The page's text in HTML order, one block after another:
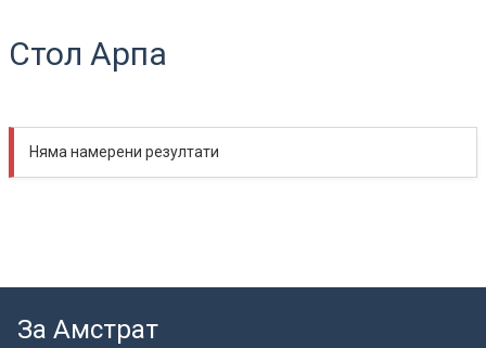
Стол Арпа
Няма намерени резултати
За Амстрат